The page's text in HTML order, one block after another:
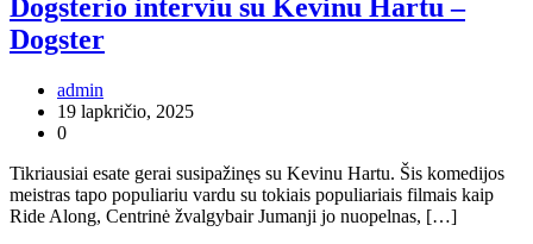
Dogsterio interviu su Kevinu Hartu –
Dogster
admin
19 lapkričio, 2025
0
Tikriausiai esate gerai susipažinęs su Kevinu Hartu. Šis komedijos
meistras tapo populiariu vardu su tokiais populiariais filmais kaip
Ride Along, Centrinė žvalgybair Jumanji jo nuopelnas, […]